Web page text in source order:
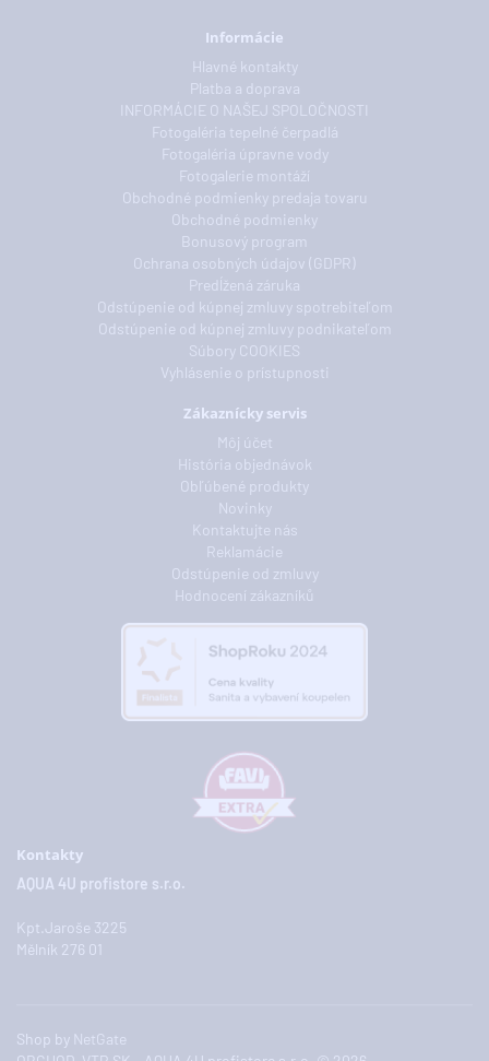
Informácie
Hlavné kontakty
Platba a doprava
INFORMÁCIE O NAŠEJ SPOLOČNOSTI
Fotogaléria tepelné čerpadlá
Fotogaléria úpravne vody
Fotogalerie montáží
Obchodné podmienky predaja tovaru
Obchodné podmienky
Bonusový program
Ochrana osobných údajov (GDPR)
Predĺžená záruka
Odstúpenie od kúpnej zmluvy spotrebiteľom
Odstúpenie od kúpnej zmluvy podnikateľom
Súbory COOKIES
Vyhlásenie o prístupnosti
Zákaznícky servis
Môj účet
História objednávok
Obľúbené produkty
Novinky
Kontaktujte nás
Reklamácie
Odstúpenie od zmluvy
Hodnocení zákazníků
Kontakty
AQUA 4U profistore s.r.o.
Kpt.Jaroše 3225
Mělník 276 01
Shop by NetGate